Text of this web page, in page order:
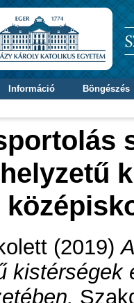
Információ
Böngészés
helyzetű
(2019)
kistérségek